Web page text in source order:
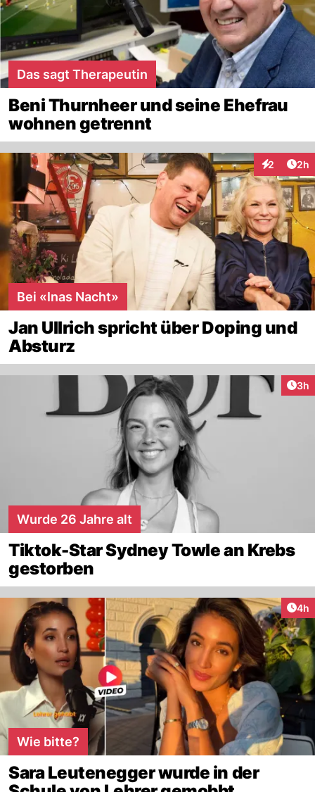
Das sagt Therapeutin
Beni Thurnheer und seine Ehefrau
wohnen getrennt
2 2h
Bei «Inas Nacht»
Jan Ullrich spricht über Doping und
Absturz
3h
Wurde 26 Jahre alt
Tiktok-Star Sydney Towle an Krebs
gestorben
4h
Wie bitte?
Sara Leutenegger wurde in der